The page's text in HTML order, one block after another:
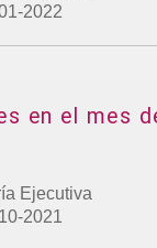
2022
en el mes
Ejecutiva
2021